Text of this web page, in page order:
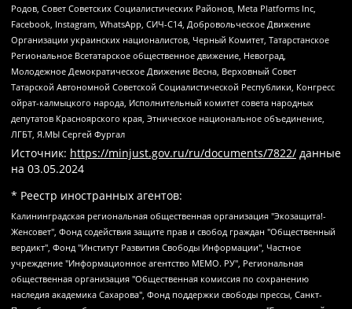
Родов, Совет Советских Социалистических Районов, Meta Platforms Inc,
Facebook, Instagram, WhatsApp, СИЧ-С14, Добровольческое Движение
Организации украинских националистов, Черный Комитет, Татарстанское
Региональное Всетатарское общественное движение, Невоград,
Молодежное Демократическое Движение Весна, Верховный Совет
Татарской Автономной Советской Социалистической Республики, Конгресс
ойрат-калмыцкого народа, Исполнительный комитет совета народных
депутатов Красноярского края, Этническое национальное объединение,
ЛГБТ, Я.МЫ Сергей Фургал
Источник: https://minjust.gov.ru/ru/documents/7822/ данные
на 03.05.2024
* Реестр иностранных агентов:
Калининградская региональная общественная организация "Экозащита!-Женсовет", Фонд содействия защите прав и свобод граждан "Общественный вердикт", Фонд "Институт Развития Свободы Информации", Частное учреждение "Информационное агентство МЕМО. РУ", Региональная общественная организация "Общественная комиссия по сохранению наследия академика Сахарова", Фонд поддержки свободы прессы, Санкт-Петербургская общественная правозащитная организация "Гражданский контроль", Межрегиональная общественная организация "Информационно-просветительский центр "Мемориал", Региональный Фонд "Центр Защиты Прав Средств Массовой Информации", с 05.12.2023 Фонд "Центр Защиты Прав Средств массовой информации", Региональная общественная благотворительная организация помощи беженцам и мигрантам "Гражданское содействие", Негосударственное образовательное учреждение дополнительного профессионального образования (повышение квалификации) специалистов "АКАДЕМИЯ ПО ПРАВАМ ЧЕЛОВЕКА", Свердловская региональная общественная организация "Сутяжник", Автономная некоммерческая организация "Центр независимых социологических исследований", Союз общественных объединений "Российский исследовательский центр по правам человека", Региональное общественное учреждение научно-информационный центр "МЕМОРИАЛ", Некоммерческая организация "Фонд защиты гласности", Автономная некоммерческая организация "Институт прав человека", Городская общественная организация "Екатеринбургское общество "МЕМОРИАЛ", Городская общественная организация "Рязанское историко-просветительское и правозащитное общество "Мемориал" (Рязанский Мемориал), Челябинский региональный орган общественной самодеятельности – женское общественное объединение "Женщины Евразии", Челябинский региональный орган общественной самодеятельности "Уральская правозащитная группа", Фонд содействия защите здоровья и социальной справедливости имени Андрея Рылькова, Автономная Некоммерческая Организация "Аналитический Центр Юрия Левады", Автономная некоммерческая организация социальной поддержки населения "Проект Апрель", Региональная общественная организация помощи женщинам и детям, находящимся в кризисной ситуации "Информационно-методический центр "Анна", Фонд содействия развитию массовых коммуникаций и правовому просвещению "Так-так-Так", Фонд содействия устойчивому развитию "Серебряная тайга", Свердловский региональный общественный фонд социальных проектов "Новое время", "Idel.Реалии", Кавказ.Реалии, Крым.Реалии, Телеканал Настоящее Время, Татаро-башкирская служба Радио Свобода (Azatliq Radiosi), Радио Свободная Европа/Радио Свобода (PCE/PC), "Сибирь.Реалии", "Фактограф", Благотворительный фонд помощи осужденным и их семьям, Автономная некоммерческая организация "Институт глобализации и социальных движений", Фонд "В защиту прав заключенных", Частное учреждение "Центр поддержки и содействия развитию средств массовой информации", Пензенский региональный общественный благотворительный фонд "Гражданский союз", "Север.Реалии", Некоммерческая организация Фонд "Правовая инициатива", Общество с ограниченной ответственностью "Радио Свободная Европа/Радио Свобода", Чешское информационное агентство "MEDIUM-ORIENT", Красноярская региональная общественная организация "Мы против СПИДа", Камалягин Денис Николаевич, Маркелов Сергей Евгеньевич, Пономарев Лев Александрович, Савицкая Людмила Алексеевна, Автономная некоммерческая организация "Центр по работе с проблемой насилия "НАСИЛИЮ.НЕТ", Межрегиональный профессиональный союз работников здравоохранения "Альянс врачей", Юридическое лицо, зарегистрированное в Латвийской Республике, SIA "Medusa Project" (регистрационный номер 40103797863, дата регистрации 10.06.2014), Некоммерческая организация "Фонд по борьбе с коррупцией", Автономная некоммерческая организация "Институт права и публичной политики", Баданин Роман Сергеевич, Гликин Максим Александрович, Железнова Мария Михайловна, Лукьянова Юлия Сергеевна, Маетная Елизавета Витальевна, Маняхин Петр Борисович, Чуракова Ольга Владимировна, Ярош Юлия Петровна, Юридическое лицо "The Insider SIA", зарегистрированное в Риге, Латвийская Республика (дата регистрации 26.06.2015), являющееся администратором доменного имени интернет-издания "The Insider SIA", https://theins.ru, Постернак Алексей Евгеньевич, Рубин Михаил Аркадьевич, Анин Роман Александрович, Юридическое лицо Istories fonds, зарегистрированное в Латвийской Республике (регистрационный номер 50008295751, дата регистрации 24.02.2020), Великовский Дмитрий Александрович, Долинина Ирина Николаевна, Мароховская Алеся Алексеевна, Шлейнов Роман Юрьевич, Шмагун Олеся Валентиновна, Общество с ограниченной ответственностью "Альтаир 2021", Общество с ограниченной ответственностью "Вега 2021", Общество с ограниченной ответственностью "Главный редактор 2021", Общество с ограниченной ответственностью "Ромашки монолит", Важенков Артем Валерьевич, Ивановская областная общественная организация "Центр гендерных исследований", Гурман Юрий Альбертович, Медиапроект "ОВД-Инфо", Егоров Владимир Владимирович, Жилинский Владимир Александрович, Общество с ограниченной ответственностью "ЗП", Иванова София Юрьевна, Карезина Инна Павловна, Кильтау Екатерина Викторовна, Петров Алексей Викторович, Пискунов Сергей Евгеньевич, Смирнов Сергей Сергеевич, Тихонов Михаил Сергеевич, Общество с ограниченной ответственностью "ЖУРНАЛИСТ-ИНОСТРАННЫЙ АГЕНТ", Арапова Галина Юрьевна, Вольтская Татьяна Анатольевна, Американская компания "Mason G.E.S. Anonymous Foundation" (США), являющаяся владельцем интернет-издания https://mnews.world/, Компания "Stichting Bellingcat", зарегистрированная в Нидерландах (дата регистрации 11.07.2018), Захаров Андрей Вячеславович, Клепиковская Екатерина Дмитриевна, Общество с ограниченной ответственностью "МЕМО", Перл Роман Александрович, Симонов Евгений Алексеевич, Соловьева Елена Анатольевна, Сотников Даниил Владимирович, Сурначева Елизавета Дмитриевна, Автономная некоммерческая организация по защите прав человека и информированию населения "Якутия – Наше Мнение", Общество с ограниченной ответственностью "Москоу диджитал медиа", с 26.01.2023 Общество с ограниченной ответственностью "Чайка Белые сады", Ветошкина Валерия Валерьевна, Заговора Максим Александрович, Межрегиональное общественное движение "Российская ЛГБТ - сеть", Оленичев Максим Владимирович, Павлов Иван Юрьевич, Скворцова Елена Сергеевна, Общество с ограниченной ответственностью "Как бы инагент", Кочетков Игорь Викторович, Общество с ограниченной ответственностью "Честные выборы", Еланчик Олег Александрович, Общество с ограниченной ответственностью "Нобелевский призыв", Гималова Регина Эмилевна, Григорьев Андрей Валерьевич, Григорьева Алина Александровна, Ассоциация по содействию защите прав призывников, альтернативнослужащих и военнослужащих "Правозащитная группа "Гражданин.Армия.Право", Хисамова Регина Фаритовна, Автономная некоммерческая организация по реализации социально-правовых программ "Лилит", Дальневосточное общественное движение "Маяк", Санкт-Петербургская ЛГБТ-инициативная группа "Выход", Инициативная группа ЛГБТ+ "Реверс", Алексеев Андрей Викторович, Бекбулатова Таисия Львовна, Беляев Иван Михайлович, Владыкина Елена Сергеевна, Гельман Марат Александрович, Никульшина Вероника Юрьевна, Толоконникова Надежда Андреевна, Шендерович Виктор Анатольевич, Общество с ограниченной ответственностью "Данное сообщение", Общество с ограниченной ответственностью Издательский дом "Новая глава", Айнбиндер Александра Александровна, Московский комьюнити-центр для ЛГБТ+инициатив, Благотворительный фонд развития филантропии, Deutsche Welle (Германия, Kurt-Schumacher-Strasse 3, 53113 Bonn), Борзунова Мария Михайловна, Воробьев Виктор Викторович, Голубева Анна Львовна, Константинова Алла Михайловна, Малкова Ирина Владимировна, Мурадов Мурад Абдулгалимович, Осетинская Елизавета Николаевна, Понасенков Евгений Николаевич, Ганапольский Матвей Юрьевич, Киселев Евгений Алексеевич, Борухович Ирина Григорьевна, Дремин Иван Тимофеевич, Дубровский Дмитрий Викторович, Красноярская региональная общественная организация поддержки и развития альтернативных образовательных технологий и межкультурных коммуникаций "ИНТЕРРА", Маяковская Екатерина Алексеевна, Фейгин Марк Захарович, Филимонов Андрей Викторович, Дзугкоева Регина Николаевна, Доброхотов Роман Александрович, Дудь Юрий Александрович, Елкин Сергей Владимирович, Кругликов Кирилл Игоревич, Сабунаева Мария Леонидовна, Семенов Алексей Владимирович, Шаинян Карен Багратович, Шульман Екатерина Михайловна, Асафьев Артур Валерьевич, Вахштайн Виктор Семенович, Венедиктов Алексей Алексеевич, Лушникова Екатерина Евгеньевна, Волков Леонид Михайлович, Невзоров Александр Глебович, Пархоменко Сергей Борисович, Сироткин Ярослав Николаевич, Кара-Мурза Владимир Владимирович, Баранова Наталья Владимировна, Гозман Леонид Яковлевич, Кагарлицкий Борис Юльевич, Климарев Михаил Валерьевич, Милов Владимир Станиславович, Автономная некоммерческая организация Краснодарский центр современного искусства "Типография", Моргенштерн Алишер Тагирович, Соболь Любовь Эдуардовна, Общество с ограниченной ответственностью "ЛИЗА НОРМ", Каспаров Гарри Кимович, Ходорковский Михаил Борисович, Общество с ограниченной ответственностью "Апрельские тезисы", Данилович Ирина Брониславовна, Кашин Олег Владимирович, Петров Николай Владимирович, Пивоваров Алексей Владимирович, Соколов Михаил Владимирович, Цветкова Юлия Владимировна, Чичваркин Евгений Александрович, Комитет против пыток/Команда против пыток, Общество с ограниченной ответственностью "Первый научный", Общество с ограниченной ответственностью "Вертолет и ко", Белоцерковская Вероника Борисовна, Кац Максим Евгеньевич, Лазарева Татьяна Юрьевна, Шаведдинов Руслан Табризович, Яшин Илья Валерьевич, Общество с ограниченной ответственностью "Иноагент ААВ", Алешковский Дмитрий Петрович, Альбац Евгения Марковна, Быков Дмитрий Львович, Галямина Юлия Евгеньевна, Лойко Сергей Леонидович, Мартынов Кирилл Константинович, Медведев Сергей Александрович, Крашенинников Федор Геннадиевич, Гордеева Катерина Вл